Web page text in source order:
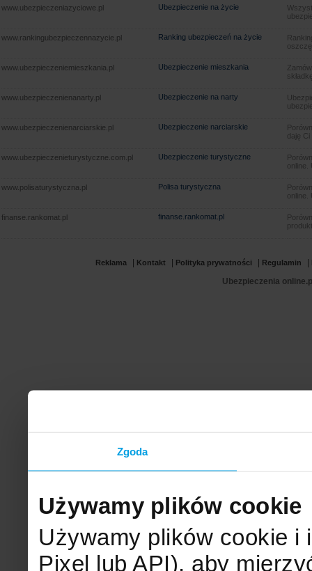
Zgoda
Używamy plików cookie
Używamy plików cookie i
Pixel lub API), aby
www.ubezpieczeniazyciowe.pl Ubezpieczenie na życie
www.rankingubezpieczennazycie.pl Ranking ubezpieczeń na życie
www.ubezpieczeniemieszkania.pl Ubezpieczenie mieszkania
www.ubezpieczenienanarty.pl Ubezpieczenie na narty
www.ubezpieczenienarciarskie.pl Ubezpieczenie narciarskie
daję
www.ubezpieczenieturystyczne.com.pl Ubezpieczenie turystyczne
www.polisaturystyczna.pl Polisa turystyczna
finanse.rankomat.pl finanse.rankomat.pl
Reklama Kontakt Polityka prywatności Regulamin
Ubezpieczenia